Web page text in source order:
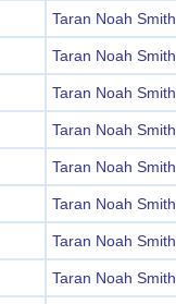
Taran Noah Smith
Taran Noah Smith
Taran Noah Smith
Taran Noah Smith
Taran Noah Smith
Taran Noah Smith
Taran Noah Smith
Taran Noah Smith